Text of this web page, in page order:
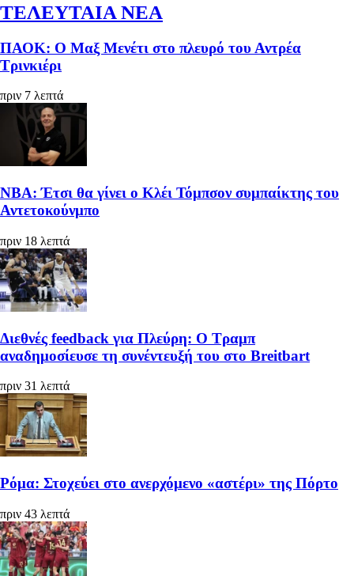
ΤΕΛΕΥΤΑΙΑ ΝΕΑ
ΠΑΟΚ: Ο Μαξ Μενέτι στο πλευρό του Αντρέα
Τρινκιέρι
πριν 7 λεπτά
ΝΒΑ: Έτσι θα γίνει ο Κλέι Τόμπσον συμπαίκτης του
Αντετοκούνμπο
πριν 18 λεπτά
Διεθνές feedback για Πλεύρη: Ο Τραμπ
αναδημοσίευσε τη συνέντευξή του στο Breitbart
πριν 31 λεπτά
Ρόμα: Στοχεύει στο ανερχόμενο «αστέρι» της Πόρτο
πριν 43 λεπτά